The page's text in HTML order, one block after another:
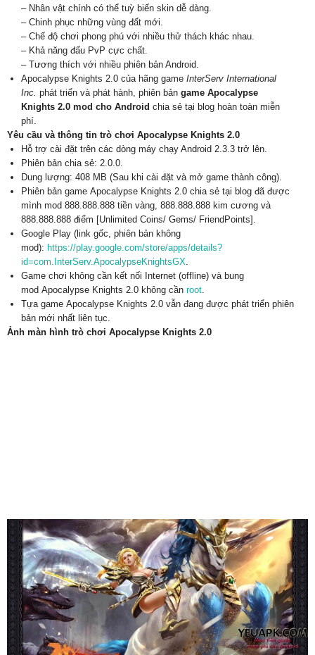
– Nhân vật chính có thể tuỳ biến skin dễ dàng.
– Chinh phục những vùng đất mới.
– Chế độ chơi phong phú với nhiều thử thách khác nhau.
– Khả năng đấu PvP cực chất.
– Tương thích với nhiều phiên bản Android.
Apocalypse Knights 2.0 của hãng game InterServ International
Inc. phát triển và phát hành, phiên bản game Apocalypse
Knights 2.0 mod cho Android chia sẻ tại blog hoàn toàn miễn
phí.
Yêu cầu và thông tin trò chơi Apocalypse Knights 2.0
Hỗ trợ cài đặt trên các dòng máy chạy Android 2.3.3 trở lên.
Phiên bản chia sẻ: 2.0.0.
Dung lượng: 408 MB (Sau khi cài đặt và mở game thành công).
Phiên bản game Apocalypse Knights 2.0 chia sẻ tại blog đã được
mình mod 888.888.888 tiền vàng, 888.888.888 kim cương và
888.888.888 điểm [Unlimited Coins/ Gems/ FriendPoints].
Google Play (link gốc, phiên bản không
mod): https://play.google.com/store/apps/details?
id=com.InterServ.ApocalypseKnightsGX.
Game chơi không cần kết nối Internet (offline) và bung
mod Apocalypse Knights 2.0 không cần root.
Tựa game Apocalypse Knights 2.0 vẫn đang được phát triển phiên
bản mới nhất liên tục.
Ảnh màn hình trò chơi Apocalypse Knights 2.0